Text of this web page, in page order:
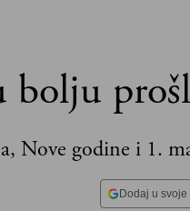
bolju
Nove godine i 1.
Dodaj u